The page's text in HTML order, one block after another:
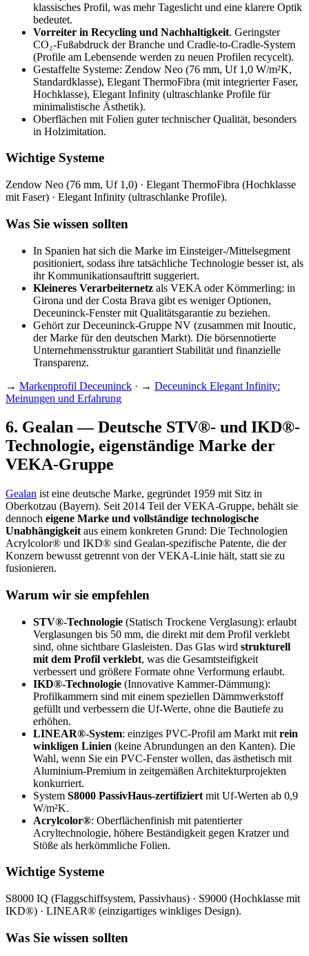
klassisches Profil, was mehr Tageslicht und eine klarere Optik
bedeutet.
Vorreiter in Recycling und Nachhaltigkeit. Geringster
CO₂-Fußabdruck der Branche und Cradle-to-Cradle-System
(Profile am Lebensende werden zu neuen Profilen recycelt).
Gestaffelte Systeme: Zendow Neo (76 mm, Uf 1,0 W/m²K,
Standardklasse), Elegant ThermoFibra (mit integrierter Faser,
Hochklasse), Elegant Infinity (ultraschlanke Profile für
minimalistische Ästhetik).
Oberflächen mit Folien guter technischer Qualität, besonders
in Holzimitation.
Wichtige Systeme
Zendow Neo (76 mm, Uf 1,0) · Elegant ThermoFibra (Hochklasse
mit Faser) · Elegant Infinity (ultraschlanke Profile).
Was Sie wissen sollten
In Spanien hat sich die Marke im Einsteiger-/Mittelsegment
positioniert, sodass ihre tatsächliche Technologie besser ist, als
ihr Kommunikationsauftritt suggeriert.
Kleineres Verarbeiternetz als VEKA oder Kömmerling: in
Girona und der Costa Brava gibt es weniger Optionen,
Deceuninck-Fenster mit Qualitätsgarantie zu beziehen.
Gehört zur Deceuninck-Gruppe NV (zusammen mit Inoutic,
der Marke für den deutschen Markt). Die börsennotierte
Unternehmensstruktur garantiert Stabilität und finanzielle
Transparenz.
→ Markenprofil Deceuninck · → Deceuninck Elegant Infinity:
Meinungen und Erfahrung
6. Gealan — Deutsche STV®- und IKD®-
Technologie, eigenständige Marke der
VEKA-Gruppe
Gealan ist eine deutsche Marke, gegründet 1959 mit Sitz in
Oberkotzau (Bayern). Seit 2014 Teil der VEKA-Gruppe, behält sie
dennoch eigene Marke und vollständige technologische
Unabhängigkeit aus einem konkreten Grund: Die Technologien
Acrylcolor® und IKD® sind Gealan-spezifische Patente, die der
Konzern bewusst getrennt von der VEKA-Linie hält, statt sie zu
fusionieren.
Warum wir sie empfehlen
STV®-Technologie (Statisch Trockene Verglasung): erlaubt
Verglasungen bis 50 mm, die direkt mit dem Profil verklebt
sind, ohne sichtbare Glasleisten. Das Glas wird strukturell
mit dem Profil verklebt, was die Gesamtsteifigkeit
verbessert und größere Formate ohne Verformung erlaubt.
IKD®-Technologie (Innovative Kammer-Dämmung):
Profilkammern sind mit einem speziellen Dämmwerkstoff
gefüllt und verbessern die Uf-Werte, ohne die Bautiefe zu
erhöhen.
LINEAR®-System: einziges PVC-Profil am Markt mit rein
winkligen Linien (keine Abrundungen an den Kanten). Die
Wahl, wenn Sie ein PVC-Fenster wollen, das ästhetisch mit
Aluminium-Premium in zeitgemäßen Architekturprojekten
konkurriert.
System S8000 PassivHaus-zertifiziert mit Uf-Werten ab 0,9
W/m²K.
Acrylcolor®: Oberflächenfinish mit patentierter
Acryltechnologie, höhere Beständigkeit gegen Kratzer und
Stöße als herkömmliche Folien.
Wichtige Systeme
S8000 IQ (Flaggschiffsystem, Passivhaus) · S9000 (Hochklasse mit
IKD®) · LINEAR® (einzigartiges winkliges Design).
Was Sie wissen sollten